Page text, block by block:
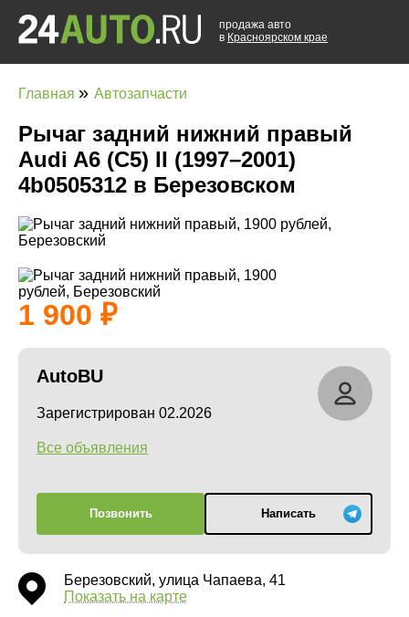
продажа авто
в Красноярском крае
Главная » Автозапчасти
Рычаг задний нижний правый
Audi A6 (С5) II (1997–2001)
4b0505312 в Березовском
1 900
AutoBU
Зарегистрирован 02.2026
Все объявления
Позвонить Написать
Березовский, улица Чапаева, 41
Показать на карте